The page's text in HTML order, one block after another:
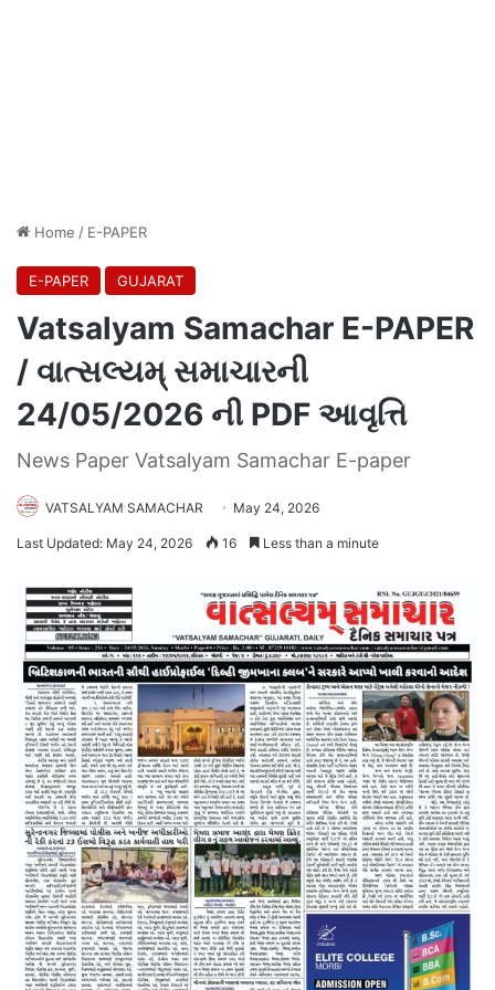
Home / E-PAPER
E-PAPER GUJARAT
Vatsalyam Samachar E-PAPER
/ વાત્સલ્યમ્ સમાચારની
24/05/2026 ની PDF આવૃત્તિ
News Paper Vatsalyam Samachar E-paper
VATSALYAM SAMACHAR May 24, 2026
Last Updated: May 24, 2026 16 Less than a minute